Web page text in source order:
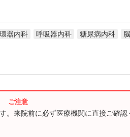
器内科 呼吸器内科 糖尿病内科
。来院前に必ず医療機関に直接ご確認